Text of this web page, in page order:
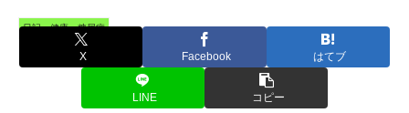
日記・健康・糖尿病
X Facebook はてブ
LINE コピー